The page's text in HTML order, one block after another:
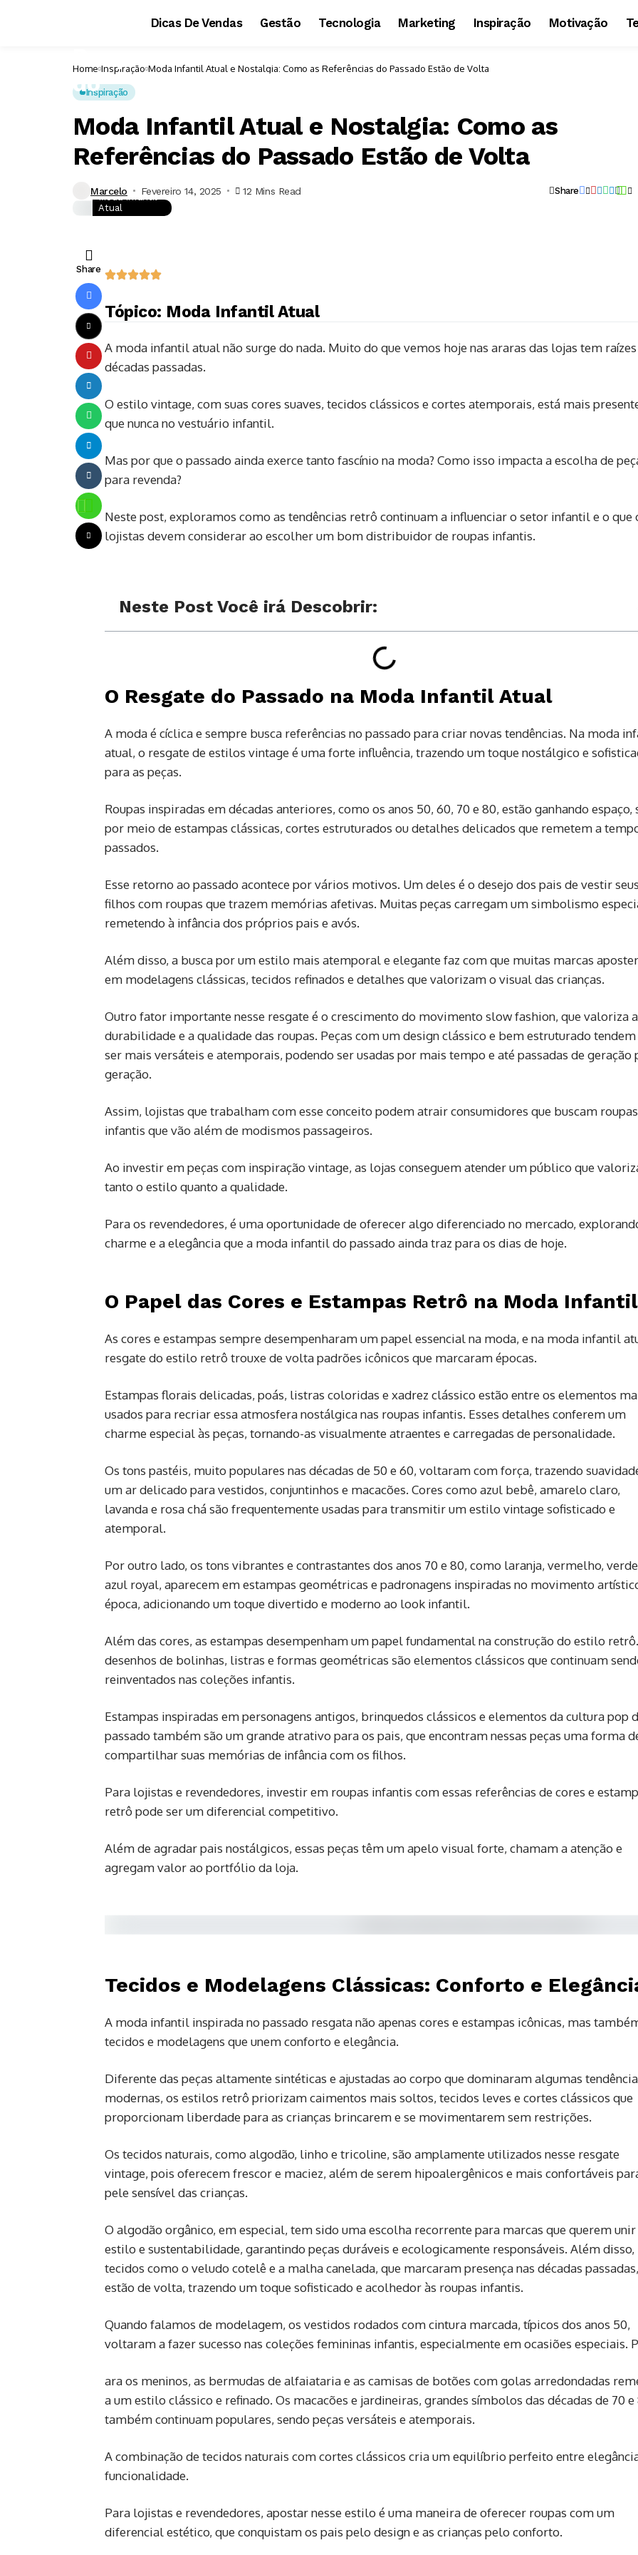
Dicas De Vendas Gestão Tecnologia Marketing Inspiração Motivação
Home Inspiração Moda Infantil Atual e Nostalgia: Como as Referências do Passado Estão de Volta
Inspiração
Moda Infantil Atual e Nostalgia: Como as
Referências do Passado Estão de Volta
Marcelo Fevereiro 14, 2025 12 Mins Read Share
Moda Infantil
Atual
Share
Tópico: Moda Infantil Atual
A moda infantil atual não surge do nada. Muito do que vemos hoje nas araras das lojas tem
décadas passadas.
O estilo vintage, com suas cores suaves, tecidos clássicos e cortes atemporais, está mais
que nunca no vestuário infantil.
Mas por que o passado ainda exerce tanto fascínio na moda? Como isso impacta a escolha de
para revenda?
Neste post, exploramos como as tendências retrô continuam a influenciar o setor infantil e o que
lojistas devem considerar ao escolher um bom distribuidor de roupas infantis.
Neste Post Você irá Descobrir:
O Resgate do Passado na Moda Infantil Atual
A moda é cíclica e sempre busca referências no passado para criar novas tendências. Na moda
atual, o resgate de estilos vintage é uma forte influência, trazendo um toque nostálgico e
para as peças.
Roupas inspiradas em décadas anteriores, como os anos 50, 60, 70 e 80, estão ganhando espaço,
por meio de estampas clássicas, cortes estruturados ou detalhes delicados que remetem a
passados.
Esse retorno ao passado acontece por vários motivos. Um deles é o desejo dos pais de vestir seus
filhos com roupas que trazem memórias afetivas. Muitas peças carregam um simbolismo
remetendo à infância dos próprios pais e avós.
Além disso, a busca por um estilo mais atemporal e elegante faz com que muitas marcas
em modelagens clássicas, tecidos refinados e detalhes que valorizam o visual das crianças.
Outro fator importante nesse resgate é o crescimento do movimento slow fashion, que valoriza a
durabilidade e a qualidade das roupas. Peças com um design clássico e bem estruturado tendem
ser mais versáteis e atemporais, podendo ser usadas por mais tempo e até passadas de geração
geração.
Assim, lojistas que trabalham com esse conceito podem atrair consumidores que buscam roupas
infantis que vão além de modismos passageiros.
Ao investir em peças com inspiração vintage, as lojas conseguem atender um público que
tanto o estilo quanto a qualidade.
Para os revendedores, é uma oportunidade de oferecer algo diferenciado no mercado,
charme e a elegância que a moda infantil do passado ainda traz para os dias de hoje.
O Papel das Cores e Estampas Retrô na Moda Infantil
As cores e estampas sempre desempenharam um papel essencial na moda, e na moda infantil
resgate do estilo retrô trouxe de volta padrões icônicos que marcaram épocas.
Estampas florais delicadas, poás, listras coloridas e xadrez clássico estão entre os elementos
usados para recriar essa atmosfera nostálgica nas roupas infantis. Esses detalhes conferem um
charme especial às peças, tornando-as visualmente atraentes e carregadas de personalidade.
Os tons pastéis, muito populares nas décadas de 50 e 60, voltaram com força, trazendo
um ar delicado para vestidos, conjuntinhos e macacões. Cores como azul bebê, amarelo claro,
lavanda e rosa chá são frequentemente usadas para transmitir um estilo vintage sofisticado e
atemporal.
Por outro lado, os tons vibrantes e contrastantes dos anos 70 e 80, como laranja, vermelho,
azul royal, aparecem em estampas geométricas e padronagens inspiradas no movimento
época, adicionando um toque divertido e moderno ao look infantil.
Além das cores, as estampas desempenham um papel fundamental na construção do estilo
desenhos de bolinhas, listras e formas geométricas são elementos clássicos que continuam
reinventados nas coleções infantis.
Estampas inspiradas em personagens antigos, brinquedos clássicos e elementos da cultura pop
passado também são um grande atrativo para os pais, que encontram nessas peças uma forma
compartilhar suas memórias de infância com os filhos.
Para lojistas e revendedores, investir em roupas infantis com essas referências de cores e
retrô pode ser um diferencial competitivo.
Além de agradar pais nostálgicos, essas peças têm um apelo visual forte, chamam a atenção e
agregam valor ao portfólio da loja.
Tecidos e Modelagens Clássicas: Conforto e
A moda infantil inspirada no passado resgata não apenas cores e estampas icônicas, mas
tecidos e modelagens que unem conforto e elegância.
Diferente das peças altamente sintéticas e ajustadas ao corpo que dominaram algumas
modernas, os estilos retrô priorizam caimentos mais soltos, tecidos leves e cortes clássicos que
proporcionam liberdade para as crianças brincarem e se movimentarem sem restrições.
Os tecidos naturais, como algodão, linho e tricoline, são amplamente utilizados nesse resgate
vintage, pois oferecem frescor e maciez, além de serem hipoalergênicos e mais confortáveis
pele sensível das crianças.
O algodão orgânico, em especial, tem sido uma escolha recorrente para marcas que querem unir
estilo e sustentabilidade, garantindo peças duráveis e ecologicamente responsáveis. Além disso,
tecidos como o veludo cotelê e a malha canelada, que marcaram presença nas décadas passadas,
estão de volta, trazendo um toque sofisticado e acolhedor às roupas infantis.
Quando falamos de modelagem, os vestidos rodados com cintura marcada, típicos dos anos 50,
voltaram a fazer sucesso nas coleções femininas infantis, especialmente em ocasiões especiais. P
ara os meninos, as bermudas de alfaiataria e as camisas de botões com golas arredondadas
a um estilo clássico e refinado. Os macacões e jardineiras, grandes símbolos das décadas de 70 e
também continuam populares, sendo peças versáteis e atemporais.
A combinação de tecidos naturais com cortes clássicos cria um equilíbrio perfeito entre
funcionalidade.
Para lojistas e revendedores, apostar nesse estilo é uma maneira de oferecer roupas com um
diferencial estético, que conquistam os pais pelo design e as crianças pelo conforto.